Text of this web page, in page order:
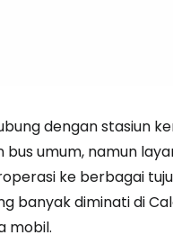
dengan stasiun
umum, namun
ke berbagai
banyak diminati di
mobil.